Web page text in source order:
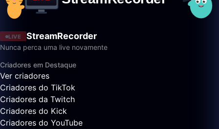
LIVE StreamRecorder
Nunca perca uma live novamente
Criadores em Destaque
Ver criadores
Criadores do TikTok
Criadores da Twitch
Criadores do Kick
Criadores do YouTube